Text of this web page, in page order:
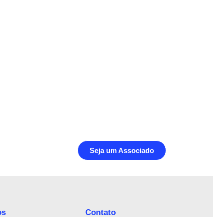
Seja um Associado
Contato